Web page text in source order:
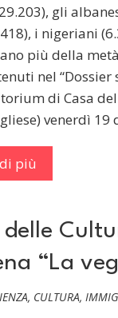
gli
i nigeriani
più della
nel
di Casa
venerdì
più
delle
“La
, CULTURA,